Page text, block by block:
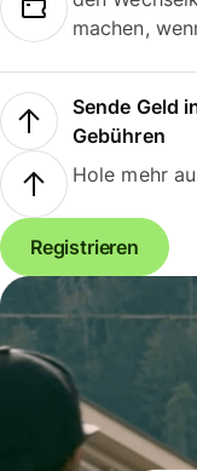
machen,
Sende Geld
Gebühren
Hole mehr
Registrieren